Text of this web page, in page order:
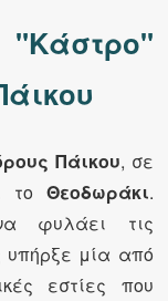
Πάικου, σε
το Θεοδωράκι.
φυλάει τις
μία από
εστίες που